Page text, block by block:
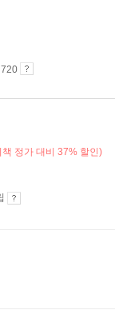
정가 대비 37% 할인)